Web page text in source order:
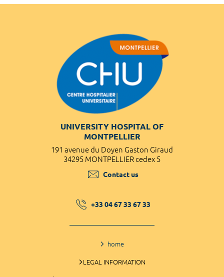
UNIVERSITY HOSPITAL OF
MONTPELLIER
191 avenue du Doyen Gaston Giraud
34295 MONTPELLIER cedex 5
Contact us
+33 04 67 33 67 33
home
LEGAL INFORMATION